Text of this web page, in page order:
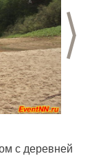
с деревней